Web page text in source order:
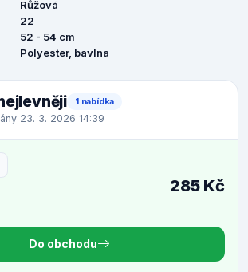
Růžová
22
52 - 54 cm
Polyester, bavlna
1 nabídka
23. 3. 2026 14:39
285 Kč
Do obchodu